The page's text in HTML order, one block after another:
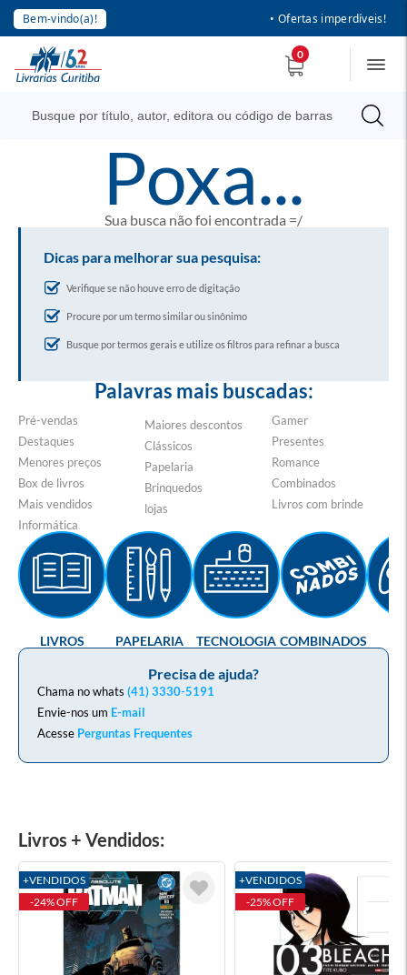
Bem-vindo(a)! • Ofertas imperdíveis!
0
poxa...
Sua busca não foi encontrada =/
Dicas para melhorar sua pesquisa:
Verifique se não houve erro de digitação
Procure por um termo similar ou sinônimo
Busque por termos gerais e utilize os filtros para refinar a busca
Palavras mais buscadas:
Pré-vendas
Destaques
Menores preços
Box de livros
Mais vendidos
Informática
Maiores descontos
Clássicos
Papelaria
Brinquedos
lojas
Gamer
Presentes
Romance
Combinados
Livros com brinde
Precisa de ajuda?
Chama no whats (41) 3330-5191
Envie-nos um E-mail
Acesse Perguntas Frequentes
LIVROS PAPELARIA TECNOLOGIA COMBINADOS
Livros + Vendidos:
+VENDIDOS
-24% OFF
+VENDIDOS
-25% OFF